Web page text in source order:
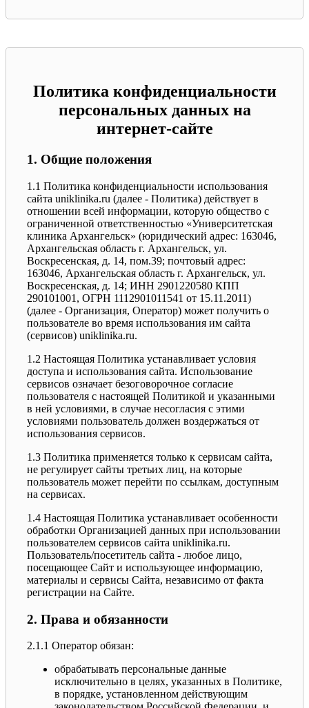
Политика конфиденциальности
персональных данных на
интернет-сайте
1. Общие положения
1.1 Политика конфиденциальности использования
сайта uniklinika.ru (далее - Политика) действует в
отношении всей информации, которую общество с
ограниченной ответственностью «Университетская
клиника Архангельск» (юридический адрес: 163046,
Архангельская область г. Архангельск, ул.
Воскресенская, д. 14, пом.39; почтовый адрес:
163046, Архангельская область г. Архангельск, ул.
Воскресенская, д. 14; ИНН 2901220580 КПП
290101001, ОГРН 1112901011541 от 15.11.2011)
(далее - Организация, Оператор) может получить о
пользователе во время использования им сайта
(сервисов) uniklinika.ru.
1.2 Настоящая Политика устанавливает условия
доступа и использования сайта. Использование
сервисов означает безоговорочное согласие
пользователя с настоящей Политикой и указанными
в ней условиями, в случае несогласия с этими
условиями пользователь должен воздержаться от
использования сервисов.
1.3 Политика применяется только к сервисам сайта,
не регулирует сайты третьих лиц, на которые
пользователь может перейти по ссылкам, доступным
на сервисах.
1.4 Настоящая Политика устанавливает особенности
обработки Организацией данных при использовании
пользователем сервисов сайта uniklinika.ru.
Пользователь/посетитель сайта - любое лицо,
посещающее Сайт и использующее информацию,
материалы и сервисы Сайта, независимо от факта
регистрации на Сайте.
2. Права и обязанности
2.1.1 Оператор обязан:
обрабатывать персональные данные
исключительно в целях, указанных в Политике,
в порядке, установленном действующим